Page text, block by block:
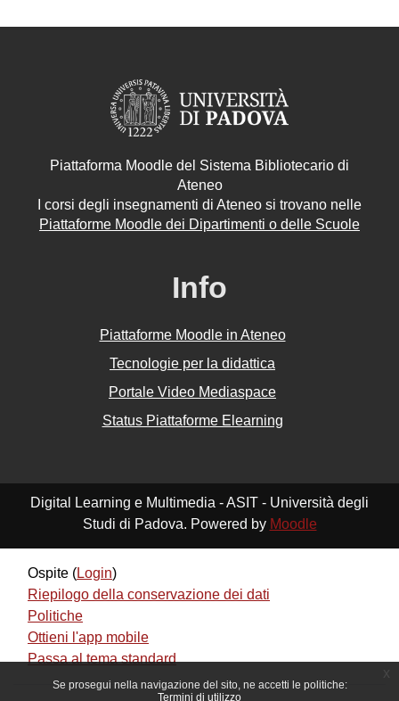
Se prosegui nella navigazione del sito, ne accetti le politiche:
Termini di utilizzo
Piattaforma Moodle del Sistema Bibliotecario di
Ateneo
I corsi degli insegnamenti di Ateneo si trovano nelle
Piattaforme Moodle dei Dipartimenti o delle Scuole
Info
Piattaforme Moodle in Ateneo
Tecnologie per la didattica
Portale Video Mediaspace
Status Piattaforme Elearning
Digital Learning e Multimedia - ASIT - Università degli
Studi di Padova. Powered by Moodle
Ospite (Login)
Riepilogo della conservazione dei dati
Politiche
Ottieni l'app mobile
Passa al tema standard